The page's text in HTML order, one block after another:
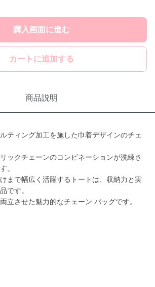
購入画面に進む
カートに追加する
商品説明
ティング加工を施した巾着デザインのチェ
ックチェーンのコンビネーションが洗練さ
。
まで幅広く活躍するトートは、収納力と実
です。
立させた魅力的なチェーン バッグです。